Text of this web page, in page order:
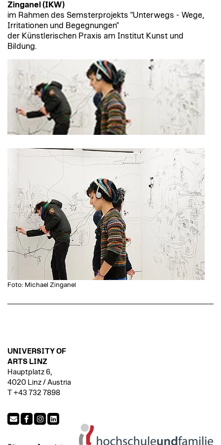
Zinganel (IKW)
im Rahmen des Semsterprojekts "Unterwegs - Wege,
Irritationen und Begegnungen"
der Künstlerischen Praxis am Institut Kunst und
Bildung.
Foto: Michael Zinganel
UNIVERSITY OF
ARTS LINZ
Hauptplatz 6,
4020 Linz / Austria
T +43 732 7898